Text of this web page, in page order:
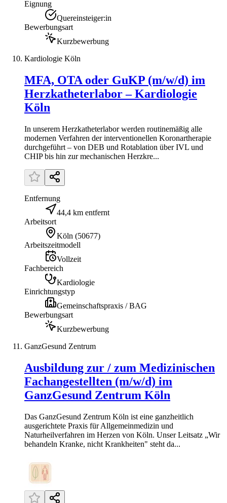
Eignung
Quereinsteiger:in
Bewerbungsart
Kurzbewerbung
Kardiologie Köln
MFA, OTA oder GuKP (m/w/d) im
Herzkatheterlabor – Kardiologie
Köln
In unserem Herzkatheterlabor werden routinemäßig alle
modernen Verfahren der interventionellen Koronartherapie
durchgeführt – von DEB und Rotablation über IVL und
CHIP bis hin zur mechanischen Herzkre...
Entfernung
44,4 km entfernt
Arbeitsort
Köln (50677)
Arbeitszeitmodell
Vollzeit
Fachbereich
Kardiologie
Einrichtungstyp
Gemeinschaftspraxis / BAG
Bewerbungsart
Kurzbewerbung
GanzGesund Zentrum
Ausbildung zur / zum Medizinischen
Fachangestellten (m/w/d) im
GanzGesund Zentrum Köln
Das GanzGesund Zentrum Köln ist eine ganzheitlich
ausgerichtete Praxis für Allgemeinmedizin und
Naturheilverfahren im Herzen von Köln. Unser Leitsatz „Wir
behandeln Kranke, nicht Krankheiten" steht da...